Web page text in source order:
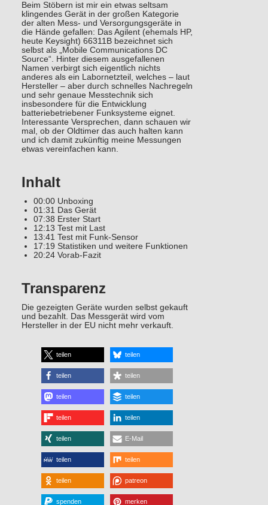
Beim Stöbern ist mir ein etwas seltsam
klingendes Gerät in der großen Kategorie
der alten Mess- und Versorgungsgeräte in
die Hände gefallen: Das Agilent (ehemals HP,
heute Keysight) 66311B bezeichnet sich
selbst als „Mobile Communications DC
Source“. Hinter diesem ausgefallenen
Namen verbirgt sich eigentlich nichts
anderes als ein Labornetzteil, welches – laut
Hersteller – aber durch schnelles Nachregeln
und sehr genaue Messtechnik sich
insbesondere für die Entwicklung
batteriebetriebener Funksysteme eignet.
Interessante Versprechen, dann schauen wir
mal, ob der Oldtimer das auch halten kann
und ich damit zukünftig meine Messungen
etwas vereinfachen kann.
Inhalt
00:00 Unboxing
01:31 Das Gerät
07:38 Erster Start
12:13 Test mit Last
13:41 Test mit Funk-Sensor
17:19 Statistiken und weitere Funktionen
20:24 Vorab-Fazit
Transparenz
Die gezeigten Geräte wurden selbst gekauft
und bezahlt. Das Messgerät wird vom
Hersteller in der EU nicht mehr verkauft.
teilen teilen
teilen teilen
teilen teilen
teilen teilen
teilen E-Mail
teilen teilen
teilen patreon
spenden merken